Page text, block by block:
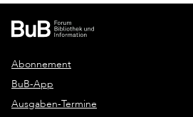
Abonnement
BuB-App
Ausgaben-Termine